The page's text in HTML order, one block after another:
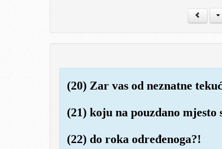
(20) Zar vas od neznatne
(21) koju na pouzdano mjesto
(22) do roka određenoga?!